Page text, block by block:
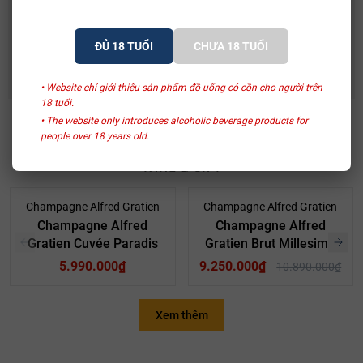
ĐỦ 18 TUỔI CHƯA 18 TUỔI
• Website chỉ giới thiệu sản phẩm đồ uống có cồn cho người trên
18 tuổi.
• The website only introduces alcoholic beverage products for
people over 18 years old.
trái cây và sự sống động của rượu vang lâu năm.
Rượu Vang Ý Terre Di Mario 17%
490.000₫
632.500₫
SẢN PHẨM LIÊN QUAN
Champagne Alfred Gratien
Champagne Alfred
Gratien Cuvée Paradis
5.990.000₫
- 15%
Champagne Alfred Gratien
Champagne Alfred
Gratien Brut Millesime
9.250.000₫
10.890.000₫
Xem thêm